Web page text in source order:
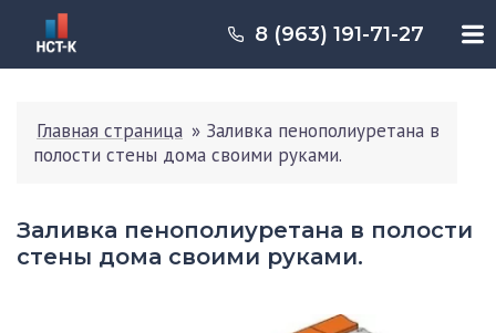
8 (963) 191-71-27
Главная страница » Заливка пенополиуретана в
полости стены дома своими руками.
Заливка пенополиуретана в полости
стены дома своими руками.